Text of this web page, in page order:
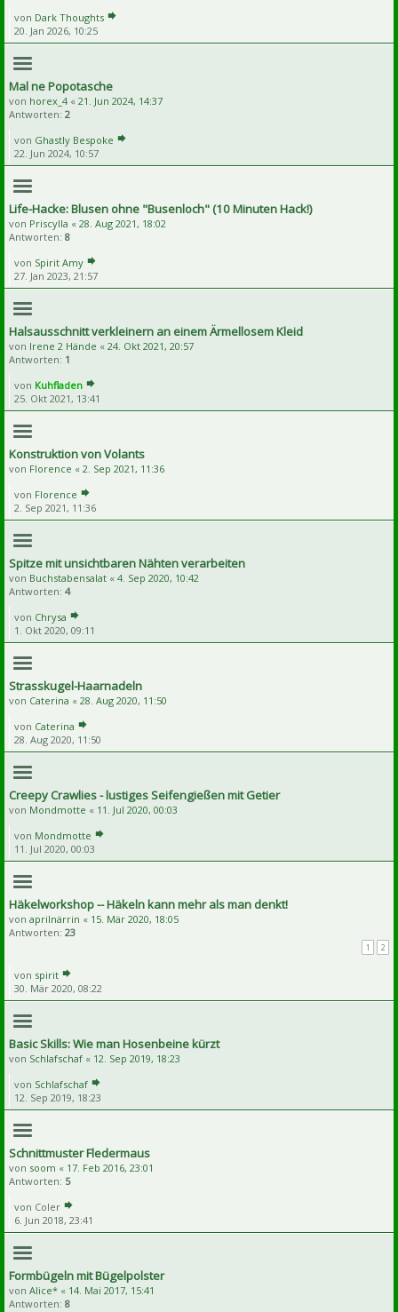
von Dark Thoughts
20. Jan 2026, 10:25
Mal ne Popotasche
von horex_4 « 21. Jun 2024, 14:37
Antworten: 2
von Ghastly Bespoke
22. Jun 2024, 10:57
Life-Hacke: Blusen ohne "Busenloch" (10 Minuten Hack!)
von Priscylla « 28. Aug 2021, 18:02
Antworten: 8
von Spirit Amy
27. Jan 2023, 21:57
Halsausschnitt verkleinern an einem Ärmellosem Kleid
von Irene 2 Hände « 24. Okt 2021, 20:57
Antworten: 1
von Kuhfladen
25. Okt 2021, 13:41
Konstruktion von Volants
von Florence « 2. Sep 2021, 11:36
von Florence
2. Sep 2021, 11:36
Spitze mit unsichtbaren Nähten verarbeiten
von Buchstabensalat « 4. Sep 2020, 10:42
Antworten: 4
von Chrysa
1. Okt 2020, 09:11
Strasskugel-Haarnadeln
von Caterina « 28. Aug 2020, 11:50
von Caterina
28. Aug 2020, 11:50
Creepy Crawlies - lustiges Seifengießen mit Getier
von Mondmotte « 11. Jul 2020, 00:03
von Mondmotte
11. Jul 2020, 00:03
Häkelworkshop -- Häkeln kann mehr als man denkt!
von aprilnärrin « 15. Mär 2020, 18:05
Antworten: 23
1 2
von spirit
30. Mär 2020, 08:22
Basic Skills: Wie man Hosenbeine kürzt
von Schlafschaf « 12. Sep 2019, 18:23
von Schlafschaf
12. Sep 2019, 18:23
Schnittmuster Fledermaus
von soom « 17. Feb 2016, 23:01
Antworten: 5
von Coler
6. Jun 2018, 23:41
Formbügeln mit Bügelpolster
von Alice* « 14. Mai 2017, 15:41
Antworten: 8